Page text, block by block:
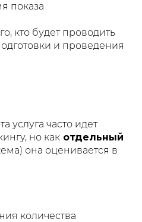
показа
кто будет проводить
и проведения
услуга часто идет
но как отдельный
она оценивается в
количества